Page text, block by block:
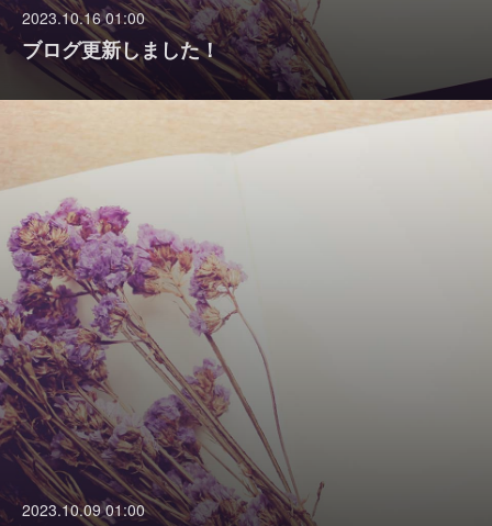
2023.10.16 01:00
ブログ更新しました！
2023.10.09 01:00